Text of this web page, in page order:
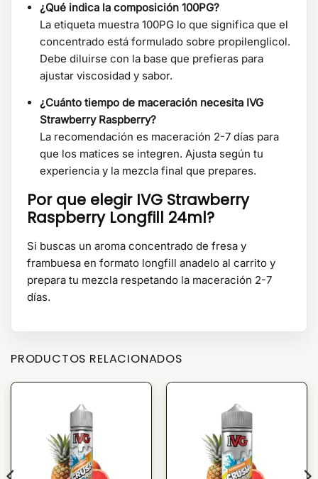
¿Qué indica la composición 100PG?
La etiqueta muestra 100PG lo que significa que el
concentrado está formulado sobre propilenglicol.
Debe diluirse con la base que prefieras para
ajustar viscosidad y sabor.
¿Cuánto tiempo de maceración necesita IVG
Strawberry Raspberry?
La recomendación es maceración 2-7 días para
que los matices se integren. Ajusta según tu
experiencia y la mezcla final que prepares.
Por que elegir IVG Strawberry
Raspberry Longfill 24ml?
Si buscas un aroma concentrado de fresa y
frambuesa en formato longfill anadelo al carrito y
prepara tu mezcla respetando la maceración 2-7
días.
PRODUCTOS RELACIONADOS